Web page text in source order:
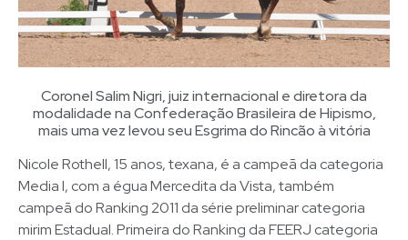
Coronel Salim Nigri, juiz internacional e diretora da
modalidade na Confederação Brasileira de Hipismo,
mais uma vez levou seu Esgrima do Rincão à vitória
Nicole Rothell, 15 anos, texana, é a campeã da categoria
Media I, com a égua Mercedita da Vista, também
campeã do Ranking 2011 da série preliminar categoria
mirim Estadual. Primeira do Ranking da FEERJ categoria